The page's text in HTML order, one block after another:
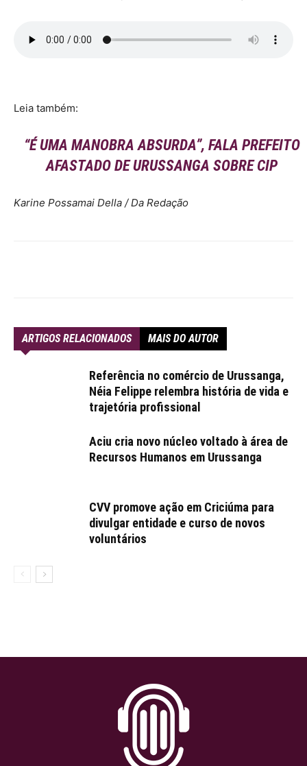
Leia também:
“É UMA MANOBRA ABSURDA”, FALA PREFEITO
AFASTADO DE URUSSANGA SOBRE CIP
Karine Possamai Della / Da Redação
ARTIGOS RELACIONADOS MAIS DO AUTOR
Referência no comércio de Urussanga,
Néia Felippe relembra história de vida e
trajetória profissional
Aciu cria novo núcleo voltado à área de
Recursos Humanos em Urussanga
CVV promove ação em Criciúma para
divulgar entidade e curso de novos
voluntários